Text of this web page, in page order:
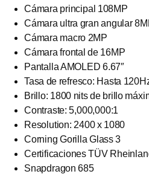
Cámara principal 108MP
Cámara ultra gran angular
Cámara macro 2MP
Cámara frontal de 16MP
Pantalla AMOLED 6.67″
Tasa de refresco: Hasta
Brillo: 1800 nits de brillo
Contraste: 5,000,000:1
Resolution: 2400 x 1080
Corning Gorilla Glass 3
Certificaciones TÜV
Snapdragon 685